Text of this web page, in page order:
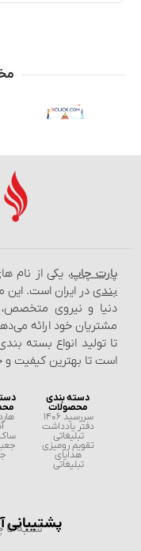
پارت چاپ، یکی از نام‌
بندی در ایران است. این
دنیا و نیروی
مشتریان خود ارائه
تا تولید انواع بسته‌
است تا بهترین کیفیت و
دسته بندی
محصولات
سررسید 1406
دفتر یادداشت
تبلیغاتی
تقویم رومیزی
هدایای
تبلیغاتی
پشتیبانی آنلاین :
شنبه تا